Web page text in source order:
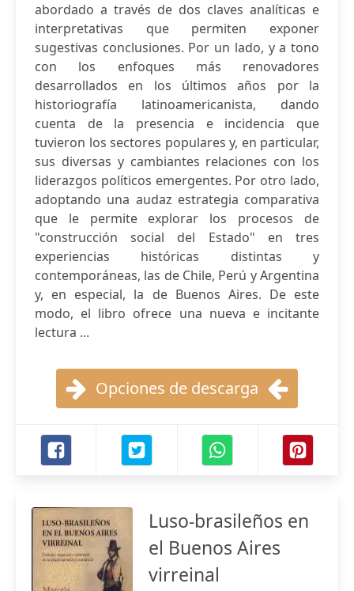
abordado a través de dos claves analíticas e
interpretativas que permiten exponer
sugestivas conclusiones. Por un lado, y a tono
con los enfoques más renovadores
desarrollados en los últimos años por la
historiografía latinoamericanista, dando
cuenta de la presencia e incidencia que
tuvieron los sectores populares y, en particular,
sus diversas y cambiantes relaciones con los
liderazgos políticos emergentes. Por otro lado,
adoptando una audaz estrategia comparativa
que le permite explorar los procesos de
"construcción social del Estado" en tres
experiencias históricas distintas y
contemporáneas, las de Chile, Perú y Argentina
y, en especial, la de Buenos Aires. De este
modo, el libro ofrece una nueva e incitante
lectura ...
Opciones de descarga
Luso-brasileños en
el Buenos Aires
virreinal